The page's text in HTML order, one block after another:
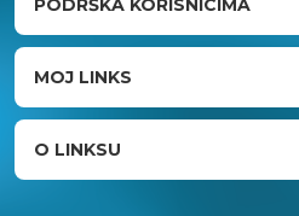
PODRŠKA KORISNICIMA
MOJ LINKS
O LINKSU